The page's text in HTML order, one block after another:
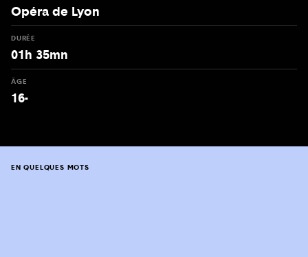
Opéra de Lyon
DURÉE
01h 35mn
ÂGE
16-
EN QUELQUES MOTS